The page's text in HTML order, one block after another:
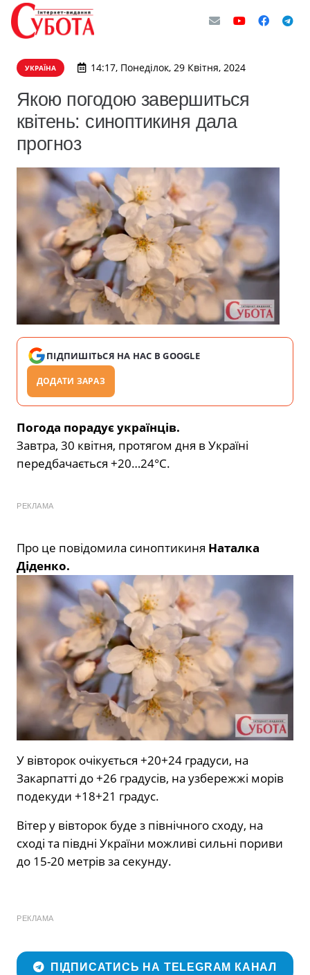
УКРАЇНА 14:17, Понеділок, 29 Квітня, 2024
Якою погодою завершиться
квітень: синоптикиня дала
прогноз
ПІДПИШІТЬСЯ НА НАС В GOOGLE
ДОДАТИ ЗАРАЗ
Погода порадує українців.
Завтра, 30 квітня, протягом дня в Україні
передбачається +20…24°С.
РЕКЛАМА
Про це повідомила синоптикиня Наталка
Діденко.
У вівторок очікується +20+24 градуси, на
Закарпатті до +26 градусів, на узбережжі морів
подекуди +18+21 градус.
Вітер у вівторок буде з північного сходу, на
сході та півдні України можливі сильні пориви
до 15-20 метрів за секунду.
РЕКЛАМА
ПІДПИСАТИСЬ НА TELEGRAM КАНАЛ